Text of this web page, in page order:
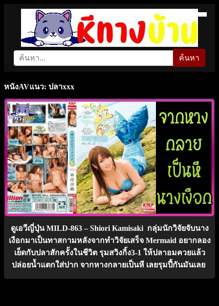
ค้นหา
หนังAVแนว: ปลาxxx
ดูเอวีญี่ปุ่น MILD-863 – Shiori Kamisaki กลุ่มนักวิจัยจับนาง
เงือกมาเป็นทาสกามหลังจากทำวิจัยเสร็จ Mermaid อยากลอง
เย็ดกับปลาสักครั้งในชีวิต รุมสวิงกิ้ง3-1 ให้ปลาอมควยแล้ว
ปล่อยน้ำแตกใส่ปาก จากหางกลายเป็นหี เลยรุมปี้กันมันเลย